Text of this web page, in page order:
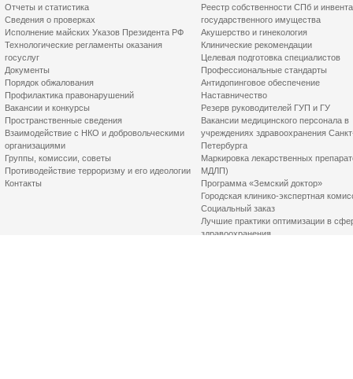
Отчеты и статистика
Сведения о проверках
Исполнение майских Указов Президента РФ
Технологические регламенты оказания
госуслуг
Документы
Порядок обжалования
Профилактика правонарушений
Вакансии и конкурсы
Пространственные сведения
Взаимодействие с НКО и добровольческими
организациями
Группы, комиссии, советы
Противодействие терроризму и его идеологии
Контакты
Реестр собственности СПб и
государственного имущества
Акушерство и гинекология
Клинические рекомендации
Целевая подготовка специалистов
Профессиональные стандарты
Антидопинговое обеспечение
Наставничество
Резерв руководителей ГУП и ГУ
Вакансии медицинского персонала в
учреждениях здравоохранения
Петербурга
Маркировка лекарственных
МДЛП)
Программа «Земский доктор»
Городская клинико-экспертная
Социальный заказ
Лучшие практики оптимизации в
здравоохранения